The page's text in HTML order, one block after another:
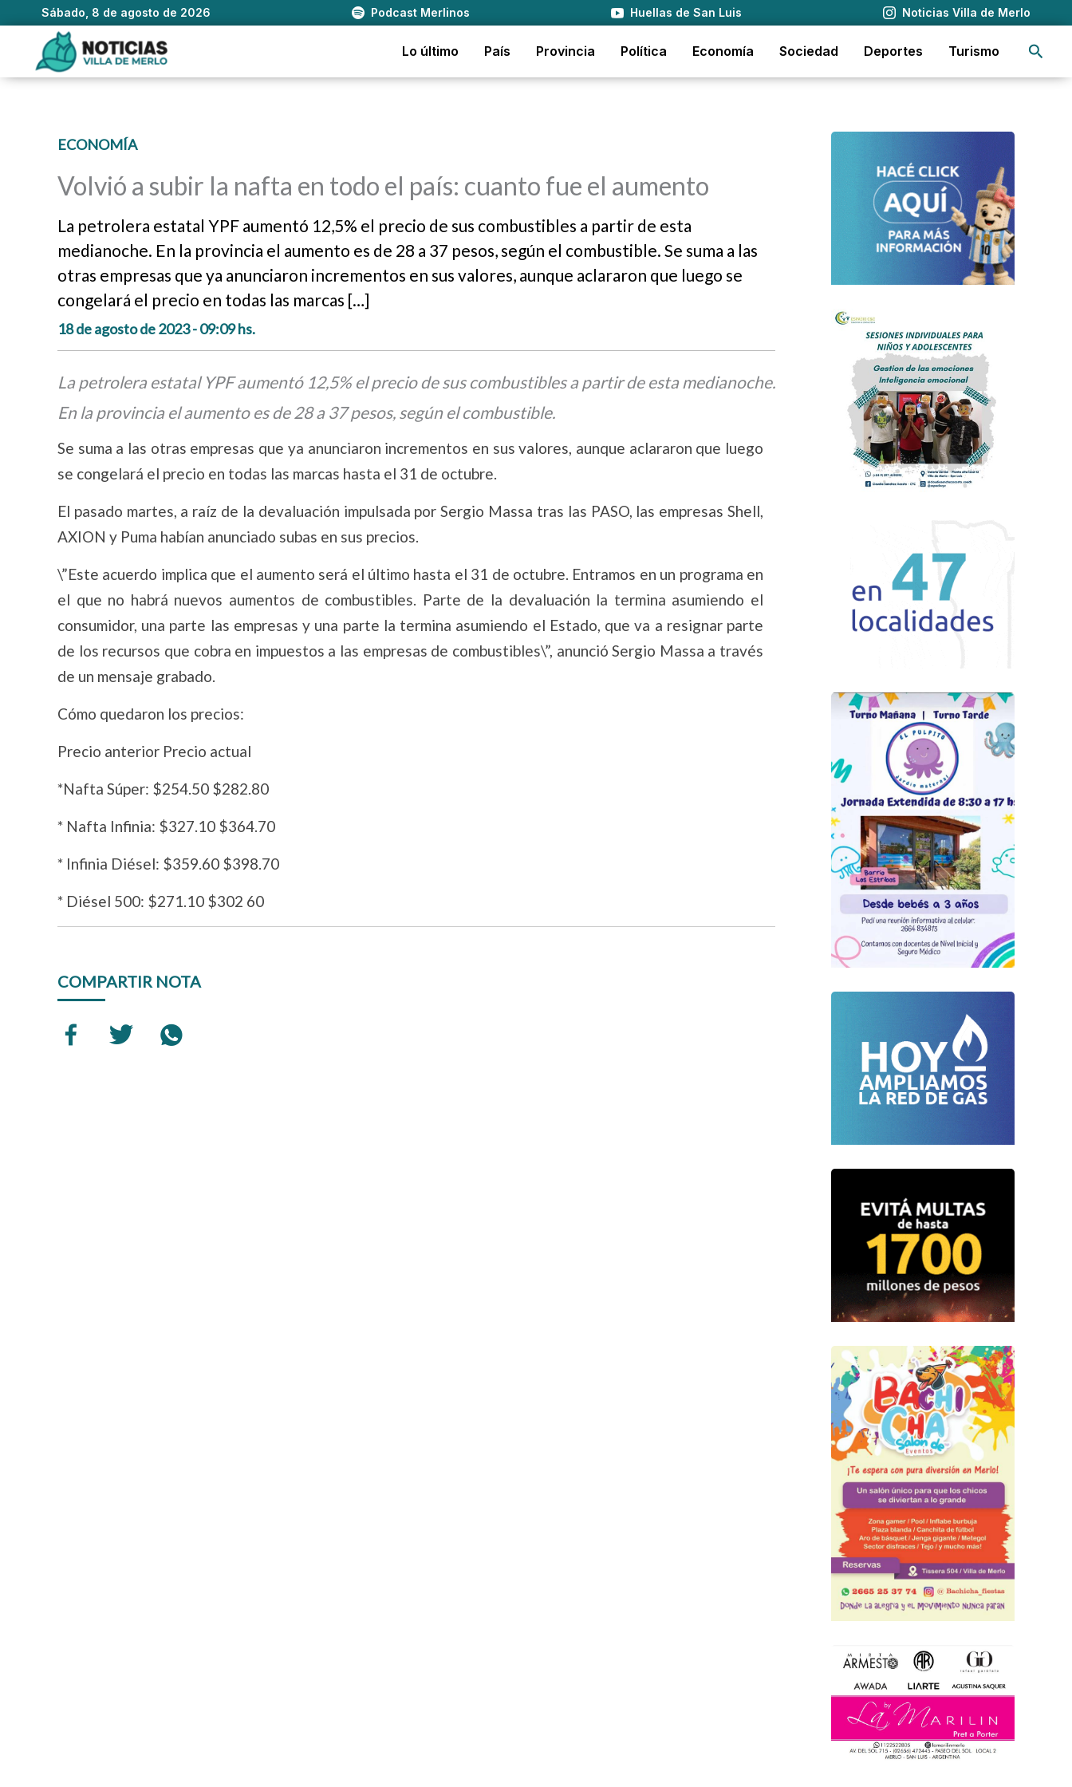
Sábado, 8 de agosto de 2026 Podcast Merlinos Huellas de San Luis Noticias Villa de Merlo
contenido
Lo último País Provincia Política Economía Sociedad Deportes Turismo
ECONOMÍA
Volvió a subir la nafta en todo el país: cuanto fue el aumento
La petrolera estatal YPF aumentó 12,5% el precio de sus combustibles a partir de esta
medianoche. En la provincia el aumento es de 28 a 37 pesos, según el combustible. Se suma a las
otras empresas que ya anunciaron incrementos en sus valores, aunque aclararon que luego se
congelará el precio en todas las marcas […]
18 de agosto de 2023 - 09:09 hs.
La petrolera estatal YPF aumentó 12,5% el precio de sus combustibles a partir de esta medianoche.
En la provincia el aumento es de 28 a 37 pesos, según el combustible.
Se suma a las otras empresas que ya anunciaron incrementos en sus valores, aunque aclararon que luego
se congelará el precio en todas las marcas hasta el 31 de octubre.
El pasado martes, a raíz de la devaluación impulsada por Sergio Massa tras las PASO, las empresas Shell,
AXION y Puma habían anunciado subas en sus precios.
\”Este acuerdo implica que el aumento será el último hasta el 31 de octubre. Entramos en un programa en
el que no habrá nuevos aumentos de combustibles. Parte de la devaluación la termina asumiendo el
consumidor, una parte las empresas y una parte la termina asumiendo el Estado, que va a resignar parte
de los recursos que cobra en impuestos a las empresas de combustibles\”, anunció Sergio Massa a través
de un mensaje grabado.
Cómo quedaron los precios:
Precio anterior Precio actual
*Nafta Súper: $254.50 $282.80
* Nafta Infinia: $327.10 $364.70
* Infinia Diésel: $359.60 $398.70
* Diésel 500: $271.10 $302 60
COMPARTIR NOTA